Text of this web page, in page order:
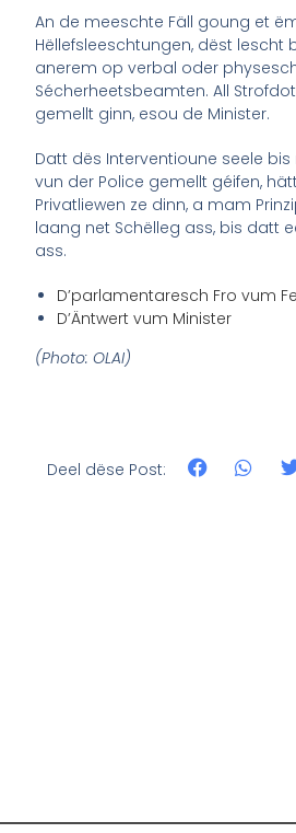
An de meeschte Fäll goung et
Hëllefsleeschtungen, dëst lescht
anerem op verbal oder
Sécherheetsbeamten. All
gemellt ginn, esou de Minister.
Datt dës Interventioune seele bis
vun der Police gemellt géifen,
Privatliewen ze dinn, a mam
laang net Schëlleg ass, bis datt
ass.
D’parlamentaresch Fro vum
D’Äntwert vum Minister
(Photo: OLAI)
Deel dëse Post: